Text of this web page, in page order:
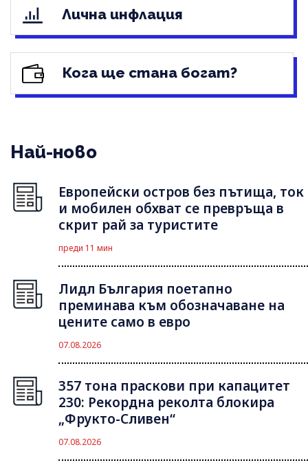
Лична инфлация
Кога ще стана богат?
Най-ново
Европейски остров без пътища, ток
и мобилен обхват се превръща в
скрит рай за туристите
преди 11 мин
Лидл България поетапно
преминава към обозначаване на
цените само в евро
07.08.2026
357 тона праскови при капацитет
230: Рекордна реколта блокира
„Фрукто-Сливен“
07.08.2026